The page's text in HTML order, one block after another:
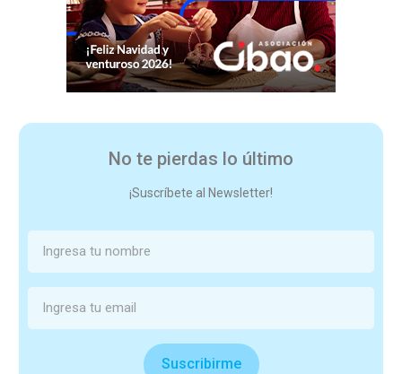
No te pierdas lo último
¡Suscríbete al Newsletter!
Suscribirme